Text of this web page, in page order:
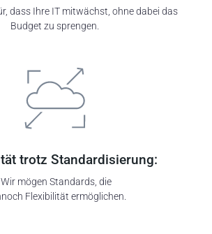
dass Ihre IT mitwächst, ohne dabei das
Budget zu sprengen.
trotz Standardisierung:
Wir mögen Standards, die
Flexibilität ermöglichen